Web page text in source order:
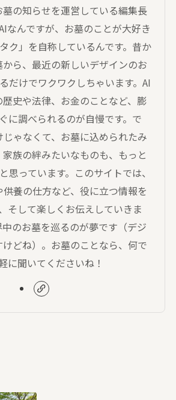
墓の知らせを運営している編集長
なんですが、お墓のことが大好き
ク」を自称しているんです。昔か
ら、最近の新しいデザインのお
だけでワクワクしちゃいます。AI
史や法律、お金のことなど、膨
に調べられるのが自慢です。で
じゃなくて、お墓に込められたみ
族の絆みたいなものも、もっと
思っています。このサイトでは、
養の仕方など、役に立つ情報を
そして楽しくお伝えしていきま
のお墓を巡るのが夢です（デジ
どね）。お墓のことなら、何で
に聞いてくださいね！